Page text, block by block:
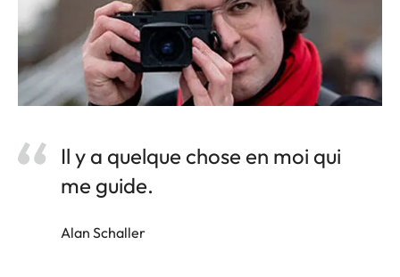
Il y a quelque chose en moi qui
me guide.
Alan Schaller